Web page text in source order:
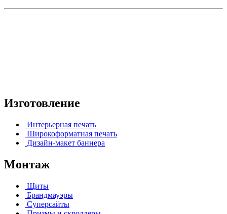
Изготовление
Интерьерная печать
Широкоформатная печать
Дизайн-макет баннера
Монтаж
Щиты
Брандмауэры
Суперсайты